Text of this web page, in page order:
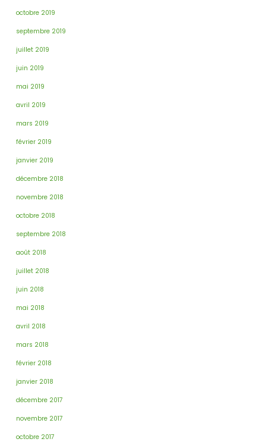
octobre 2019
septembre 2019
juillet 2019
juin 2019
mai 2019
avril 2019
mars 2019
février 2019
janvier 2019
décembre 2018
novembre 2018
octobre 2018
septembre 2018
août 2018
juillet 2018
juin 2018
mai 2018
avril 2018
mars 2018
février 2018
janvier 2018
décembre 2017
novembre 2017
octobre 2017